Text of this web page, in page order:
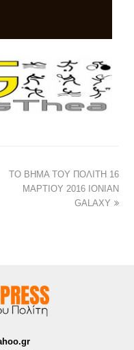
ΤΟ ΒΗΜΑ ΤΟΥ ΠΟΛΙΤΗ 16
ΜΑΡΤΙΟΥ 2016 IONIAN
GALAXY